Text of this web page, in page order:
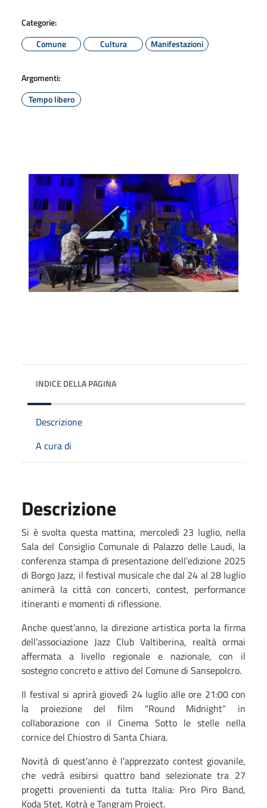
Categorie:
Comune
Cultura Manifestazioni
Argomenti:
Tempo libero
INDICE DELLA PAGINA
Descrizione
A cura di
Descrizione
Si è svolta questa mattina, mercoledì 23 luglio, nella
Sala del Consiglio Comunale di Palazzo delle Laudi, la
conferenza stampa di presentazione dell’edizione 2025
di Borgo Jazz, il festival musicale che dal 24 al 28 luglio
animerà la città con concerti, contest, performance
itineranti e momenti di riflessione.
Anche quest’anno, la direzione artistica porta la firma
dell’associazione Jazz Club Valtiberina, realtà ormai
affermata a livello regionale e nazionale, con il
sostegno concreto e attivo del Comune di Sansepolcro.
Il festival si aprirà giovedì 24 luglio alle ore 21:00 con
la proiezione del film “Round Midnight” in
collaborazione con il Cinema Sotto le stelle nella
cornice del Chiostro di Santa Chiara.
Novità di quest’anno è l’apprezzato contest giovanile,
che vedrà esibirsi quattro band selezionate tra 27
progetti provenienti da tutta Italia: Piro Piro Band,
Koda 5tet, Kotrà e Tangram Project.